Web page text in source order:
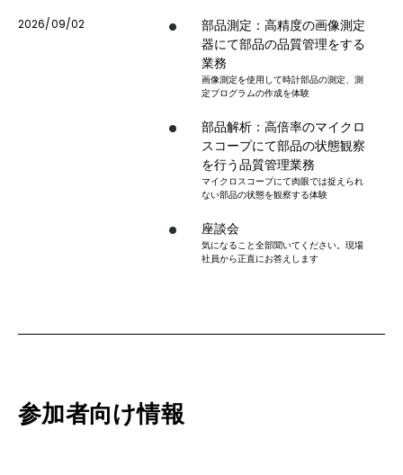
2026/09/02
部品測定：高精度の画像測定
器にて部品の品質管理をする
業務
画像測定を使用して時計部品の測定、測
定プログラムの作成を体験
部品解析：高倍率のマイクロ
スコープにて部品の状態観察
を行う品質管理業務
マイクロスコープにて肉眼では捉えられ
ない部品の状態を観察する体験
座談会
気になること全部聞いてください。現場
社員から正直にお答えします
参加者向け情報